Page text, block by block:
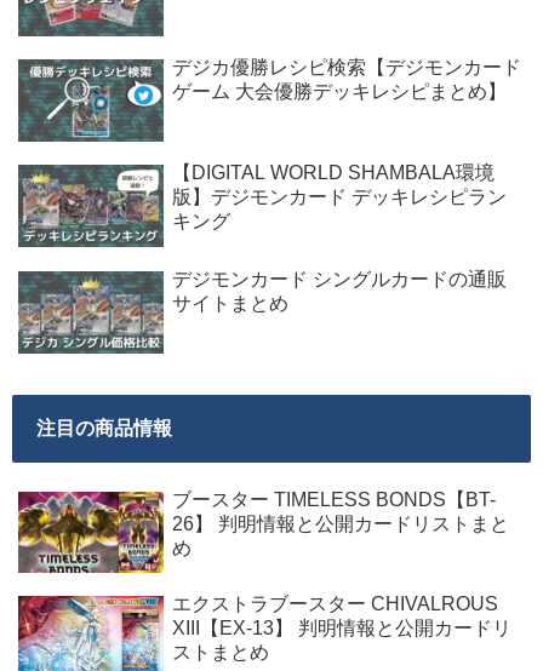
デジカ優勝レシピ検索【デジモンカード
ゲーム 大会優勝デッキレシピまとめ】
【DIGITAL WORLD SHAMBALA環境
版】デジモンカード デッキレシピラン
キング
デジモンカード シングルカードの通販
サイトまとめ
注目の商品情報
ブースター TIMELESS BONDS【BT-
26】 判明情報と公開カードリストまと
め
エクストラブースター CHIVALROUS
XIII【EX-13】 判明情報と公開カードリ
ストまとめ